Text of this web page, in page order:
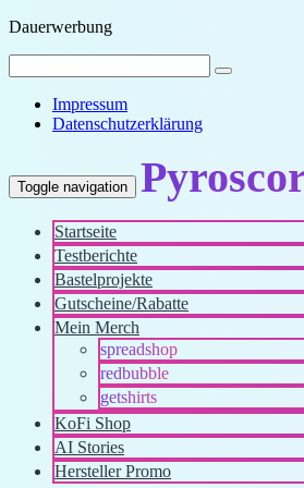
Dauerwerbung
Impressum
Datenschutzerklärung
Toggle navigation
Startseite
Testberichte
Bastelprojekte
Gutscheine/Rabatte
Mein Merch
spreadshop
redbubble
getshirts
KoFi Shop
AI Stories
Hersteller Promo